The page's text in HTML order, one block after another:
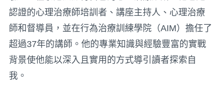
認證的心理治療師培訓者、講座主持人、心理治療
師和督導員，並在行為治療訓練學院（AIM）擔任了
超過37年的講師。他的專業知識與經驗豐富的實戰
背景使他能以深入且實用的方式導引讀者探索自
我。